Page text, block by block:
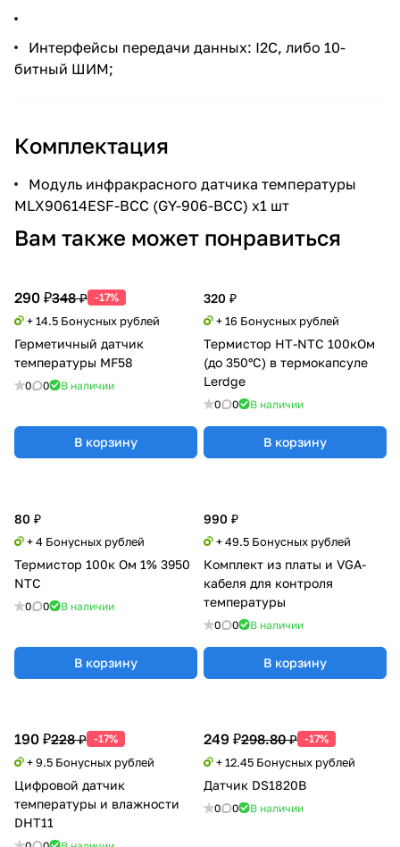
Интерфейсы передачи данных: I2C, либо 10-
битный ШИМ;
Комплектация
Модуль инфракрасного датчика температуры
MLX90614ESF-BCC (GY-906-BCC) x1 шт
Вам также может понравиться
290 ₽348 ₽ -17%
+ 14.5 Бонусных рублей
Герметичный датчик
температуры MF58
0 0 В наличии
В корзину
320 ₽
+ 16 Бонусных рублей
Термистор HT-NTC 100кОм
(до 350°C) в термокапсуле
Lerdge
0 0 В наличии
В корзину
990 ₽
+ 49.5 Бонусных рублей
Комплект из платы и VGA-
кабеля для контроля
температуры
0 0 В наличии
В корзину
190 ₽228 ₽ -17%
+ 9.5 Бонусных рублей
Цифровой датчик
температуры и влажности
DHT11
249 ₽298.80 ₽ -17%
+ 12.45 Бонусных рублей
Датчик DS1820B
0 0 В наличии
80 ₽
+ 4 Бонусных рублей
Термистор 100к Ом 1% 3950
NTC
0 0 В наличии
В корзину